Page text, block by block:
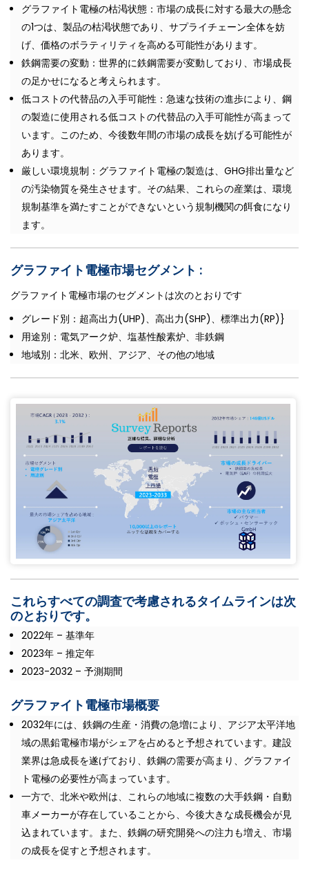
グラファイト電極の枯渇状態：市場の成長に対する最大の懸念
の1つは、製品の枯渇状態であり、サプライチェーン全体を妨
げ、価格のボラティリティを高める可能性があります。
鉄鋼需要の変動：世界的に鉄鋼需要が変動しており、市場成長
の足かせになると考えられます。
低コストの代替品の入手可能性：急速な技術の進歩により、鋼
の製造に使用される低コストの代替品の入手可能性が高まって
います。このため、今後数年間の市場の成長を妨げる可能性が
あります。
厳しい環境規制：グラファイト電極の製造は、GHG排出量など
の汚染物質を発生させます。その結果、これらの産業は、環境
規制基準を満たすことができないという規制機関の餌食になり
ます。
グラファイト電極市場セグメント :
グラファイト電極市場のセグメントは次のとおりです
グレード別：超高出力(UHP)、高出力(SHP)、標準出力(RP)}
用途別：電気アーク炉、塩基性酸素炉、非鉄鋼
地域別：北米、欧州、アジア、その他の地域
これらすべての調査で考慮されるタイムラインは次
のとおりです。
2022年 – 基準年
2023年 – 推定年
2023-2032 – 予測期間
グラファイト電極市場概要
2032年には、鉄鋼の生産・消費の急増により、アジア太平洋地
域の黒鉛電極市場がシェアを占めると予想されています。建設
業界は急成長を遂げており、鉄鋼の需要が高まり、グラファイ
ト電極の必要性が高まっています。
一方で、北米や欧州は、これらの地域に複数の大手鉄鋼・自動
車メーカーが存在していることから、今後大きな成長機会が見
込まれています。また、鉄鋼の研究開発への注力も増え、市場
の成長を促すと予想されます。